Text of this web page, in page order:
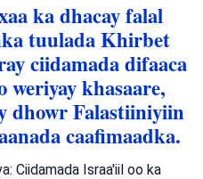
ka dhacay falal
tuulada Khirbet
ciidamada difaaca
weriyay khasaare,
dhowr Falastiiniyiin
caafimaadka.
Ciidamada Israa'iil oo ka